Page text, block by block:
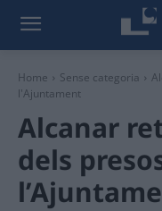
Home Sense categoria
l'Ajuntament
Alcanar
dels